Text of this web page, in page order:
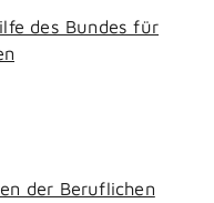
des Bundes für
der Beruflichen